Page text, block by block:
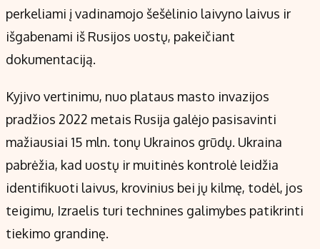
perkeliami į vadinamojo šešėlinio laivyno laivus ir
išgabenami iš Rusijos uostų, pakeičiant
dokumentaciją.
Kyjivo vertinimu, nuo plataus masto invazijos
pradžios 2022 metais Rusija galėjo pasisavinti
mažiausiai 15 mln. tonų Ukrainos grūdų. Ukraina
pabrėžia, kad uostų ir muitinės kontrolė leidžia
identifikuoti laivus, krovinius bei jų kilmę, todėl, jos
teigimu, Izraelis turi technines galimybes patikrinti
tiekimo grandinę.